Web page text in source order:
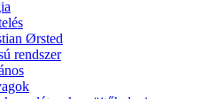
Ørsted
rendszer